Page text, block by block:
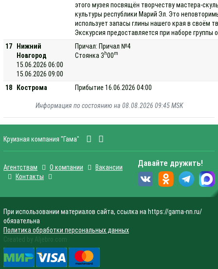
этого музея посвящён творчеству мастера-
культуры республики Марий Эл. Это
использует запасы глины нашего края в своём
Экскурсия предоставляется при наборе группы
17
Нижний
Новгород
15.06.2026 06:00
15.06.2026 09:00
Причал: Причал №4
Стоянка 3 h00m
18 Кострома Прибытие 16.06.2026 04:00
Информация по состоянию на 08.08.2026 09:45 MSK
Круизная компания "Гама"
Агентствам О компании
Вакансии
Контакты
Давайте дружить!
При использовании материалов сайта, ссылка на https://gama-nn.ru/
обязательна
Политика обработки персональных данных
Created by Aljebro.com